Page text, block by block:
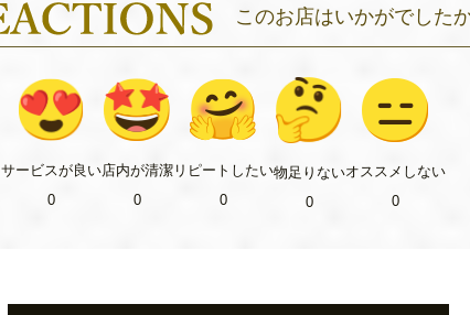
このお店はいかがでした
サービスが良い
0
店内が清潔
0
リピート したい
0
物足り ない
0
オススメ しない
0